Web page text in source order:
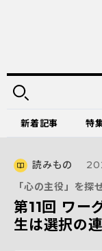
新着記事 特
読みもの
「心の主役」を
第11回 ワー
生は選択の